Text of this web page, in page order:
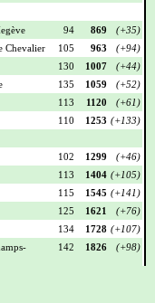
94 869
(+35)
Chevalier 105 963
(+94)
130 1007
(+44)
135 1059
(+52)
113 1120
(+61)
110 1253 (+133)
102 1299
(+46)
113 1404 (+105)
115 1545 (+141)
125 1621
(+76)
134 1728 (+107)
142 1826 (+98)